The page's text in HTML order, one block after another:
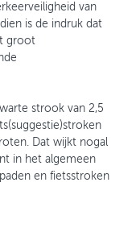
van
is de indruk dat
groot
strook van 2,5
Dat wijkt nogal
in het algemeen
en fietsstroken